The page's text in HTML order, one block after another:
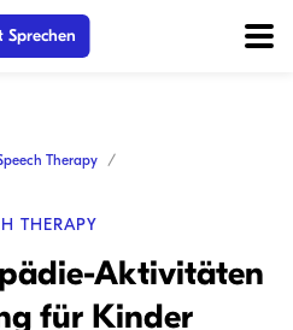
Sprechen
Therapy
THERAPY
Aktivitäten
für Kinder